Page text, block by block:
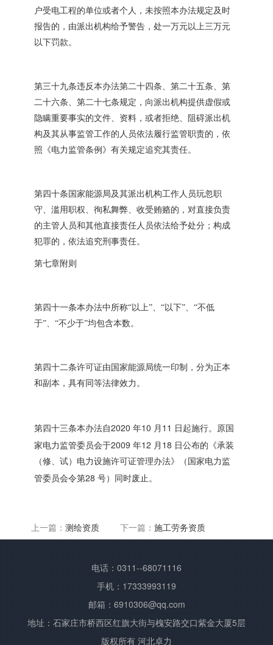
户受电工程的单位或者个人，未按照本办法规定及时
报告的，由派出机构给予警告，处一万元以上三万元
以下罚款。
第三十九条违反本办法第二十四条、第二十五条、第
二十六条、第二十七条规定，向派出机构提供虚假或
隐瞒重要事实的文件、资料，或者拒绝、阻碍派出机
构及其从事监管工作的人员依法履行监管职责的，依
照《电力监管条例》有关规定追究其责任。
第四十条国家能源局及其派出机构工作人员玩忽职
守、滥用职权、徇私舞弊、收受贿赂的，对直接负责
的主管人员和其他直接责任人员依法给予处分；构成
犯罪的，依法追究刑事责任。
第七章附则
第四十一条本办法中所称“以上”、“以下”、“不低
于”、“不少于”均包含本数。
第四十二条许可证由国家能源局统一印制，分为正本
和副本，具有同等法律效力。
第四十三条本办法自2020年10 月 11
日起施行。原国
家电力监管委员会于2009年12 月 18 日公布的《承装
（修、试）电力设施许可证管理办法》（国家电力监
管委员会令第28号）同时废止。
上一篇：测绘资质 下一篇：施工劳务资质
电话：0311--68071116
手机：17333993119
邮箱：6910306@qq.com
地址：石家庄市桥西区红旗大街与槐安路交口紫金大厦5层
版权所有 河北卓力